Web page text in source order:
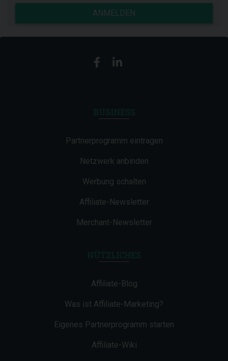
ANMELDEN
Partnerprogramm eintragen
Netzwerk anbinden
Werbung schalten
Affiliate-Newsletter
Merchant-Newsletter
Affiliate-Blog
Was ist Affiliate-Marketing?
Eigenes Partnerprogramm starten
Affiliate-Wiki